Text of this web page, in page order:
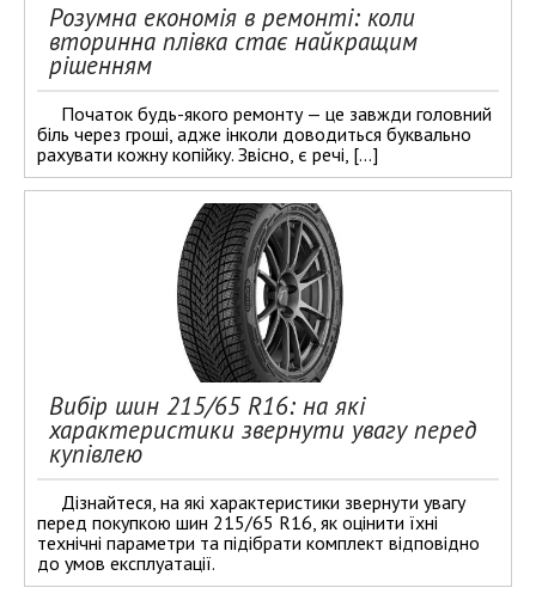
Розумна економія в ремонті: коли
вторинна плівка стає найкращим
рішенням
Початок будь-якого ремонту — це завжди головний
біль через гроші, адже інколи доводиться буквально
рахувати кожну копійку. Звісно, є речі, […]
Вибір шин 215/65 R16: на які
характеристики звернути увагу перед
купівлею
Дізнайтеся, на які характеристики звернути увагу
перед покупкою шин 215/65 R16, як оцінити їхні
технічні параметри та підібрати комплект відповідно
до умов експлуатації.